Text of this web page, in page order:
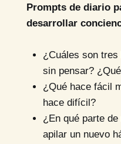
Prompts de diario
desarrollar
¿Cuáles son
sin pensar?
¿Qué hace fácil
hace difícil?
¿En qué parte
apilar un nuevo